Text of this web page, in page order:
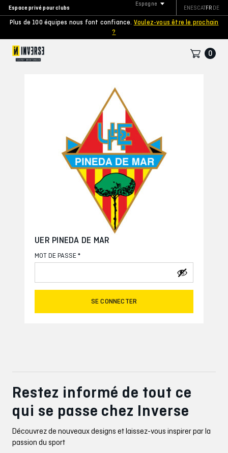
Espace privé pour clubs
Plus de 100 équipes nous font confiance. Voulez-vous être le prochain
?
Espagne
ENESCATFR DE
0
UER PINEDA DE MAR
MOT DE PASSE *
SE CONNECTER
Restez informé de tout ce
qui se passe chez Inverse
Découvrez de nouveaux designs et laissez-vous inspirer par la
passion du sport